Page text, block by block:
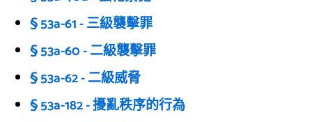
§ 53a-61 - 三級襲擊罪
§ 53a-60 - 二級襲擊罪
§ 53a-62 - 二級威脅
§ 53a-182 - 擾亂秩序的行為